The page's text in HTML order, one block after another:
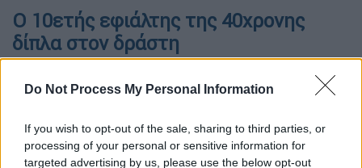
Do Not Process My Personal Information
If you wish to opt-out of the sale, sharing to third parties, or
processing of your personal or sensitive information for
targeted advertising by us, please use the below opt-out
Ο 10ετής εφιάλτης της 40χρονης
δίπλα στον δράστη
Καραμήτρου στο OPEN ο εφιάλτης για
την
40χρονη ξεκίνησε το 2013
όπου φαίνεται
να είναι η πρώτηφοράπουκατέθεσε μήνυση
γιαενδοοικογενειακή βία. Τότε οι Αρχές